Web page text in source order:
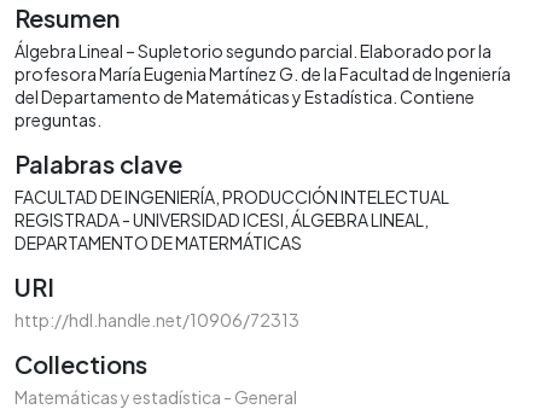
Resumen
Álgebra Lineal – Supletorio segundo parcial. Elaborado por la
profesora María Eugenia Martínez G. de la Facultad de Ingeniería
del Departamento de Matemáticas y Estadística. Contiene
preguntas.
Palabras clave
FACULTAD DE INGENIERÍA PRODUCCIÓN INTELECTUAL
REGISTRADA - UNIVERSIDAD ICESI ÁLGEBRA LINEAL
DEPARTAMENTO DE MATERMÁTICAS
URI
http://hdl.handle.net/10906/72313
Collections
Matemáticas y estadística - General